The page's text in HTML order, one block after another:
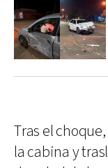
Tras el
la cabina y